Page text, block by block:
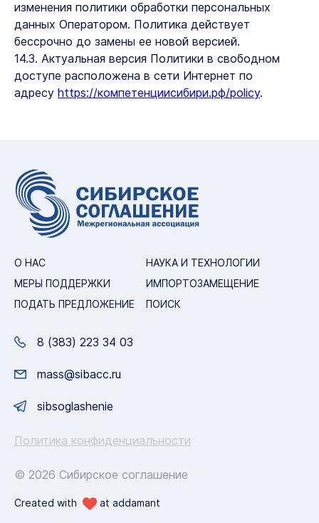
изменения политики обработки персональных
данных Оператором. Политика действует
бессрочно до замены ее новой версией.
14.3. Актуальная версия Политики в свободном
доступе расположена в сети Интернет по
адресу https://компетенциисибири.рф/policy.
О НАС
НАУКА И ТЕХНОЛОГИИ
МЕРЫ ПОДДЕРЖКИ
ИМПОРТОЗАМЕЩЕНИЕ
ПОДАТЬ ПРЕДЛОЖЕНИЕ
ПОИСК
8 (383) 223 34 03
mass@sibacc.ru
sibsoglashenie
© 2026 Сибирское соглашение
Политика конфиденциальности
Created with at addamant